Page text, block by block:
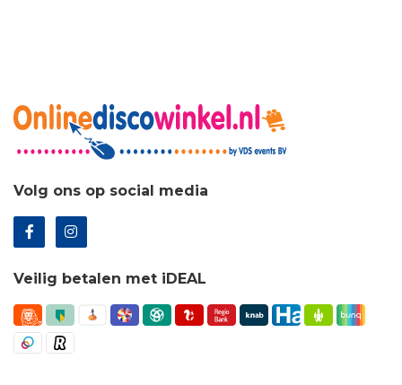
Volg ons op social media
Veilig betalen met iDEAL